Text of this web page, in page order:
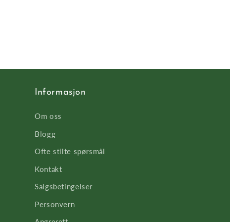
Informasjon
Om oss
Blogg
Ofte stilte spørsmål
Kontakt
Salgsbetingelser
Personvern